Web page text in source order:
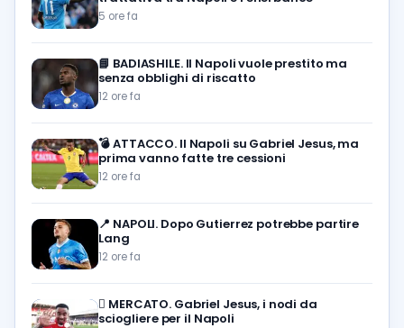
5 ore fa
📘 BADIASHILE. Il Napoli vuole prestito ma
senza obblighi di riscatto
12 ore fa
💣ATTACCO. Il Napoli su Gabriel Jesus, ma
prima vanno fatte tre cessioni
12 ore fa
📍 NAPOLI. Dopo Gutierrez potrebbe partire
Lang
12 ore fa
🪎 MERCATO. Gabriel Jesus, i nodi da
sciogliere per il Napoli